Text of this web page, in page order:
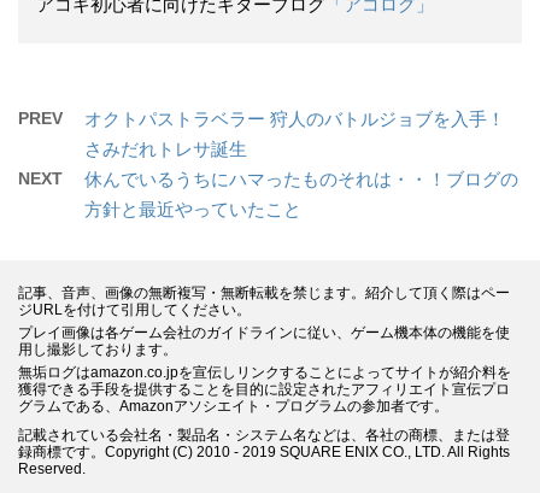
アコギ初心者に向けたギターブログ 「アコログ」
PREV
オクトパストラベラー 狩人のバトルジョブを入手！
さみだれトレサ誕生
NEXT
休んでいるうちにハマったものそれは・・！ブログの
方針と最近やっていたこと
記事、音声、画像の無断複写・無断転載を禁じます。紹介して頂く際はペー
ジURLを付けて引用してください。
プレイ画像は各ゲーム会社のガイドラインに従い、ゲーム機本体の機能を使
用し撮影しております。
無垢ログはamazon.co.jpを宣伝しリンクすることによってサイトが紹介料を
獲得できる手段を提供することを目的に設定されたアフィリエイト宣伝プロ
グラムである、Amazonアソシエイト・プログラムの参加者です。
記載されている会社名・製品名・システム名などは、各社の商標、または登
録商標です。Copyright (C) 2010 - 2019 SQUARE ENIX CO., LTD. All Rights
Reserved.